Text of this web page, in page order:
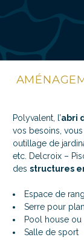
Polyvalent, l’abri
vos besoins,
outillage de
etc. Delcroix –
des structures
Espace de
Serre pour
Pool house
Salle de sport